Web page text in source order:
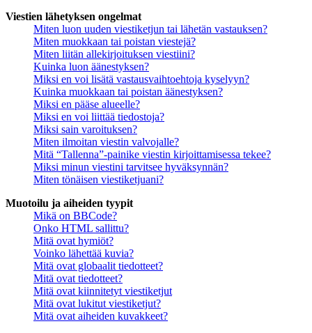
Viestien lähetyksen ongelmat
Miten luon uuden viestiketjun tai lähetän vastauksen?
Miten muokkaan tai poistan viestejä?
Miten liitän allekirjoituksen viestiini?
Kuinka luon äänestyksen?
Miksi en voi lisätä vastausvaihtoehtoja kyselyyn?
Kuinka muokkaan tai poistan äänestyksen?
Miksi en pääse alueelle?
Miksi en voi liittää tiedostoja?
Miksi sain varoituksen?
Miten ilmoitan viestin valvojalle?
Mitä “Tallenna”-painike viestin kirjoittamisessa tekee?
Miksi minun viestini tarvitsee hyväksynnän?
Miten tönäisen viestiketjuani?
Muotoilu ja aiheiden tyypit
Mikä on BBCode?
Onko HTML sallittu?
Mitä ovat hymiöt?
Voinko lähettää kuvia?
Mitä ovat globaalit tiedotteet?
Mitä ovat tiedotteet?
Mitä ovat kiinnitetyt viestiketjut
Mitä ovat lukitut viestiketjut?
Mitä ovat aiheiden kuvakkeet?